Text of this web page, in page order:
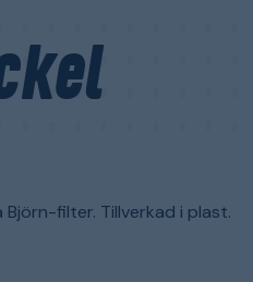
filter. Tillverkad i plast.